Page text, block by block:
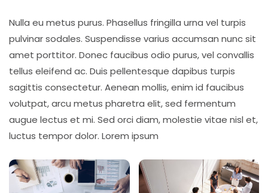
Nulla eu metus purus. Phasellus fringilla urna vel turpis
pulvinar sodales. Suspendisse varius accumsan nunc sit
amet porttitor. Donec faucibus odio purus, vel convallis
tellus eleifend ac. Duis pellentesque dapibus turpis
sagittis consectetur. Aenean mollis, enim id faucibus
volutpat, arcu metus pharetra elit, sed fermentum
augue lectus et mi. Sed orci diam, molestie vitae nisl et,
luctus tempor dolor. Lorem ipsum